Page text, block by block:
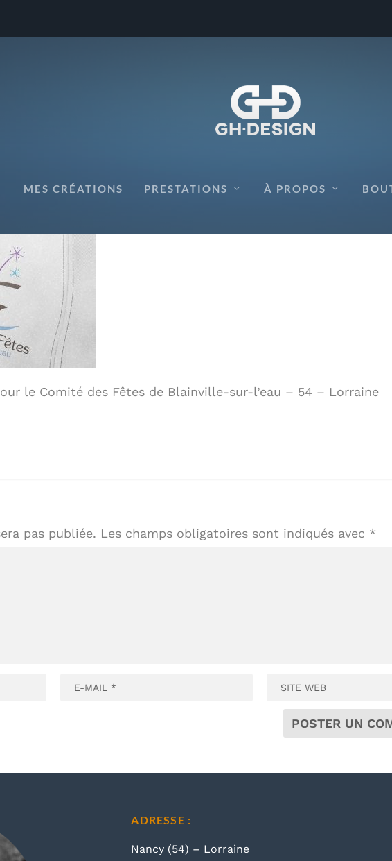
MES CRÉATIONS PRESTATIONS À PROPOS
DES FÊTES DE BLAINVILLE-SUR-L’EAU
le Comité des Fêtes de Blainville-sur-l’eau – 54 – Lorraine
pas publiée. Les champs obligatoires sont indiqués avec *
ADRESSE :
Nancy (54) – Lorraine